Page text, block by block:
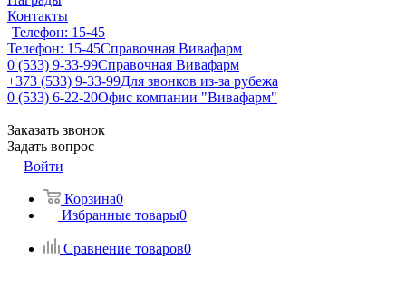
Контакты
Телефон: 15-45
Телефон: 15-45Справочная Вивафарм
0 (533) 9-33-99Справочная Вивафарм
+373 (533) 9-33-99Для звонков из-за рубежа
0 (533) 6-22-20Офис компании "Вивафарм"
Заказать звонок
Задать вопрос
Войти
Корзина0
Избранные товары0
Сравнение товаров0